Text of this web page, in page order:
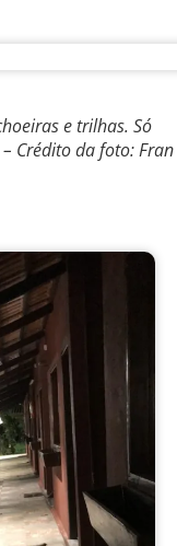
e trilhas. Só
Crédito da foto: Fran